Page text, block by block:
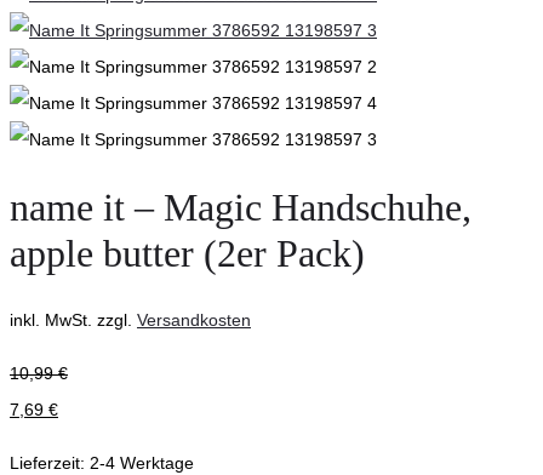
name it – Magic Handschuhe,
apple butter (2er Pack)
inkl. MwSt. zzgl. Versandkosten
10,99€
7,69 €
Lieferzeit: 2-4 Werktage